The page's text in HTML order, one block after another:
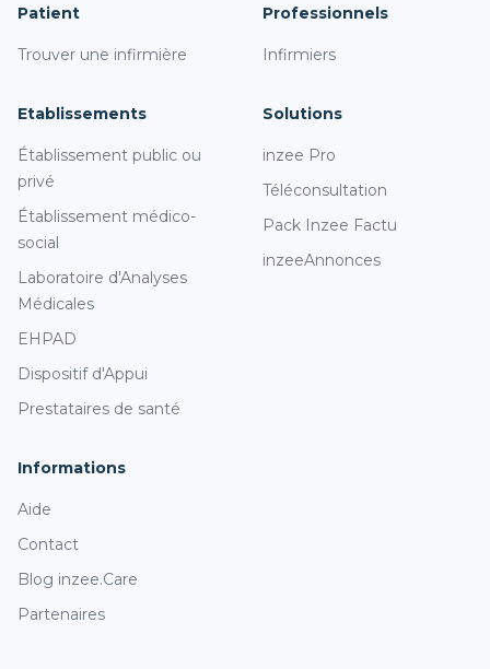
Patient
Trouver une infirmière
Professionnels
Infirmiers
Etablissements
Établissement public ou
privé
Établissement médico-
social
Laboratoire d'Analyses
Médicales
EHPAD
Dispositif d'Appui
Prestataires de santé
Solutions
inzee Pro
Téléconsultation
Pack Inzee Factu
inzeeAnnonces
Informations
Aide
Contact
Blog inzee.Care
Partenaires